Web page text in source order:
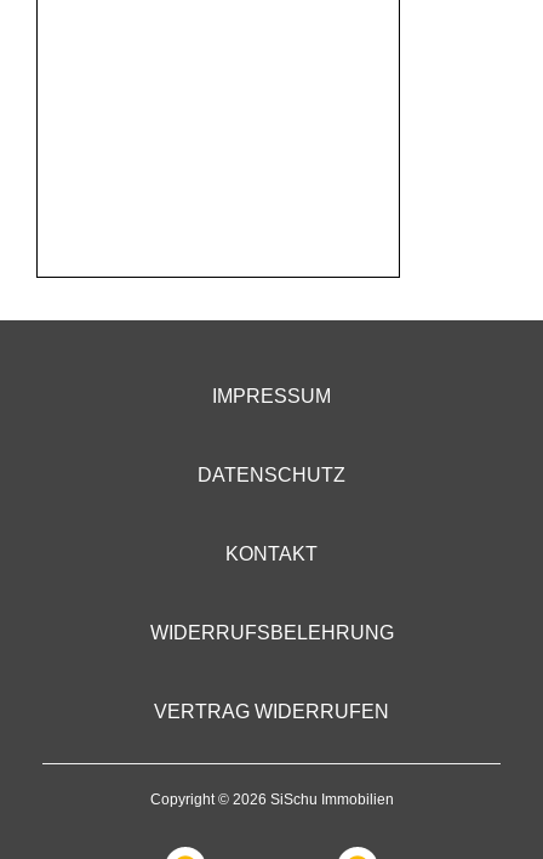
IMPRESSUM
DATENSCHUTZ
KONTAKT
WIDERRUFSBELEHRUNG
VERTRAG WIDERRUFEN
Copyright © 2026 SiSchu Immobilien